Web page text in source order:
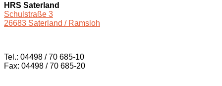
HRS Saterland
Schulstraße 3
26683 Saterland / Ramsloh
Tel.: 04498 / 70 685-10
Fax: 04498 / 70 685-20